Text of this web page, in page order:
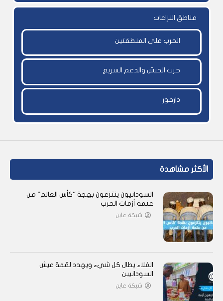
مناطق النزاعات
الحرب على المنطقتين
حرب الجيش والدعم السريع
دارفور
الأكثر مشاهدة
السودانيون ينتزعون بهجة “كأس العالم” من
عتمة أزمات الحرب
شبكة عاين
الغلاء يطال كل شيء ويهدد لقمة عيش
السودانيين
شبكة عاين